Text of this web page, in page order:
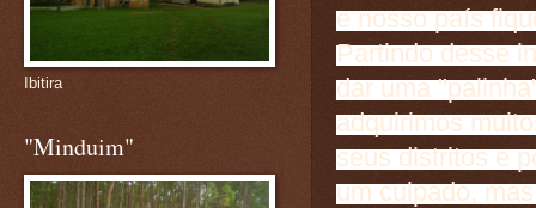
e nosso país
Partindo desse
dar uma
adquirimos
seus distritos e
um culpado,
Ibitira
"Minduim"